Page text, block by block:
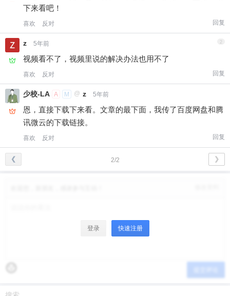
下来看吧！
喜欢 反对 回复
z 5年前 2
视频看不了，视频里说的解决办法也用不了
喜欢 反对 回复
少校-LA A M @ z 5年前
恩，直接下载下来看。文章的最下面，我传了百度网盘和腾
讯微云的下载链接。
喜欢 反对 回复
2/2
❮ ❯
登录 快速注册